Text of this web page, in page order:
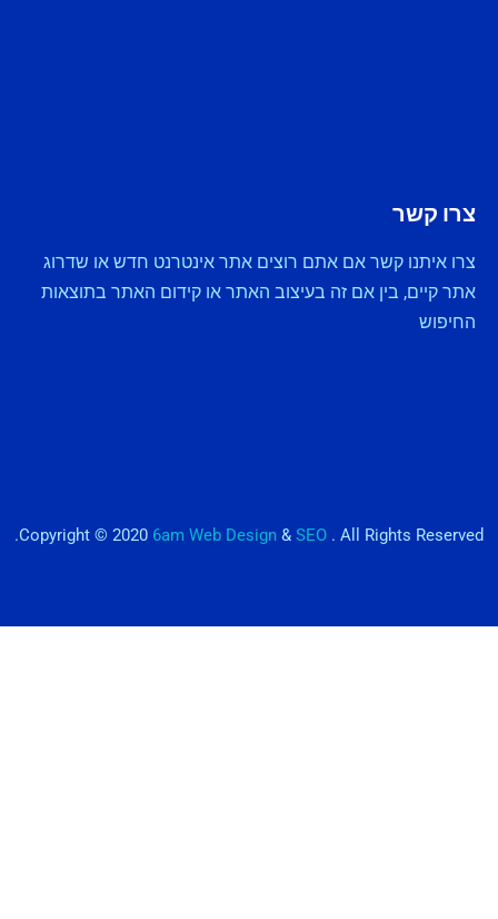
צרו קשר
צרו איתנו קשר אם אתם רוצים אתר אינטרנט חדש או שדרוג
אתר קיים, בין אם זה בעיצוב האתר או קידום האתר בתוצאות
החיפוש
Copyright © 2020 6am Web Design & SEO . All Rights Reserved.